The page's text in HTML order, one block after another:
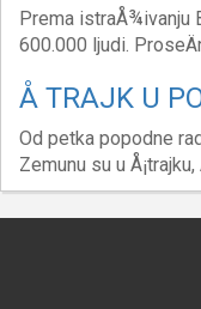
Prema istraÅ¾ivanju
600.000 ljudi.
Å TRAJK U
Od petka popodne
Zemunu su u Å¡trajku,